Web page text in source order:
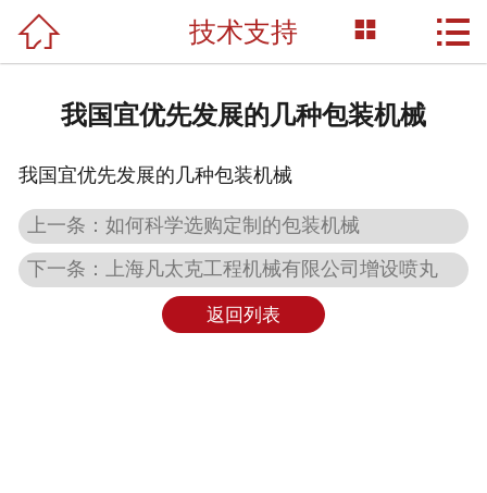
网站首页
荣誉资质
成功案例
 技术支持  
我国宜优先发展的几种包装机械
我国宜优先发展的几种包装机械
上一条：如何科学选购定制的包装机械
下一条：上海凡太克工程机械有限公司增设喷丸
返回列表